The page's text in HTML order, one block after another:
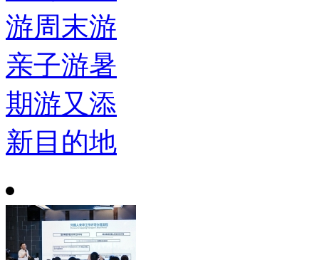
游周末游
亲子游暑
期游又添
新目的地